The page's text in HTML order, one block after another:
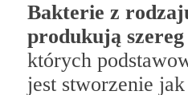
Bakterie z
produkują szereg
których
jest stworzenie